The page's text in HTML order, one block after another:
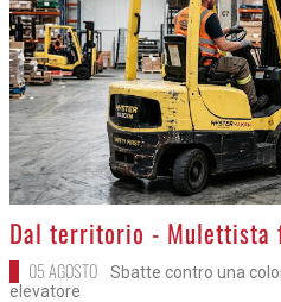
>
Dal territorio - Mulettista
05 AGOSTO
Sbatte contro una
elevatore